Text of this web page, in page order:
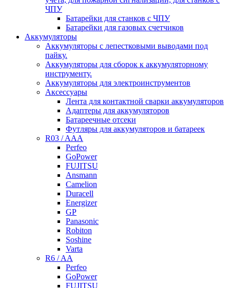
ЧПУ
Батарейки для станков с ЧПУ
Батарейки для газовых счетчиков
Аккумуляторы
Аккумуляторы с лепестковыми выводами под
пайку.
Аккумуляторы для сборок к аккумуляторному
инструменту.
Аккумуляторы для электроинструментов
Аксессуары
Лента для контактной сварки аккумуляторов
Адаптеры для аккумуляторов
Батареечные отсеки
Футляры для аккумуляторов и батареек
R03 / AAA
Perfeo
GoPower
FUJITSU
Ansmann
Camelion
Duracell
Energizer
GP
Panasonic
Robiton
Soshine
Varta
R6 / AA
Perfeo
GoPower
FUJITSU